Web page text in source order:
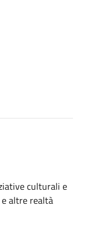
culturali e
altre realtà